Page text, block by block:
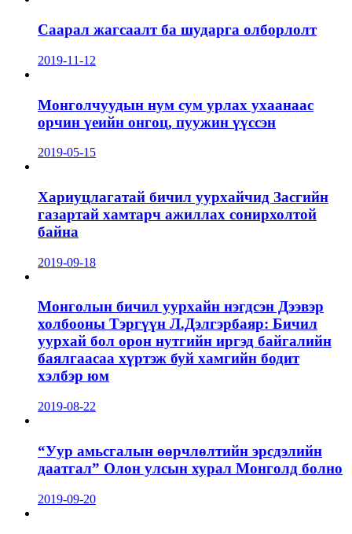
Саарал жагсаалт ба шударга олборлолт
2019-11-12
Монголчуудын нум сум урлах ухаанаас
орчин үеийн онгоц, пуужин үүссэн
2019-05-15
Хариуцлагатай бичил уурхайчид Засгийн
газартай хамтарч ажиллах сонирхолтой
байна
2019-09-18
Монголын бичил уурхайн нэгдсэн Дээвэр
холбооны Тэргүүн Л.Дэлгэрбаяр: Бичил
уурхай бол орон нутгийн иргэд байгалийн
баялгаасаа хүртэж буй хамгийн бодит
хэлбэр юм
2019-08-22
“Уур амьсгалын өөрчлөлтийн эрсдэлийн
даатгал” Олон улсын хурал Монголд болно
2019-09-20